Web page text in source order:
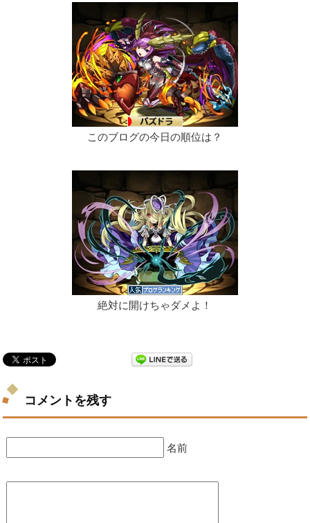
このブログの今日の順位は？
絶対に開けちゃダメよ！
コメントを残す
名前